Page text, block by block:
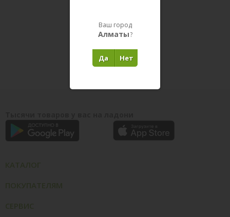
Ваш город
Алматы?
Нет
Да